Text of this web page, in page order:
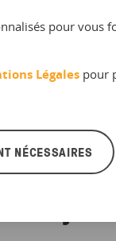
de la capacité est
pour vous
Légales pour
NÉCESSAIRES